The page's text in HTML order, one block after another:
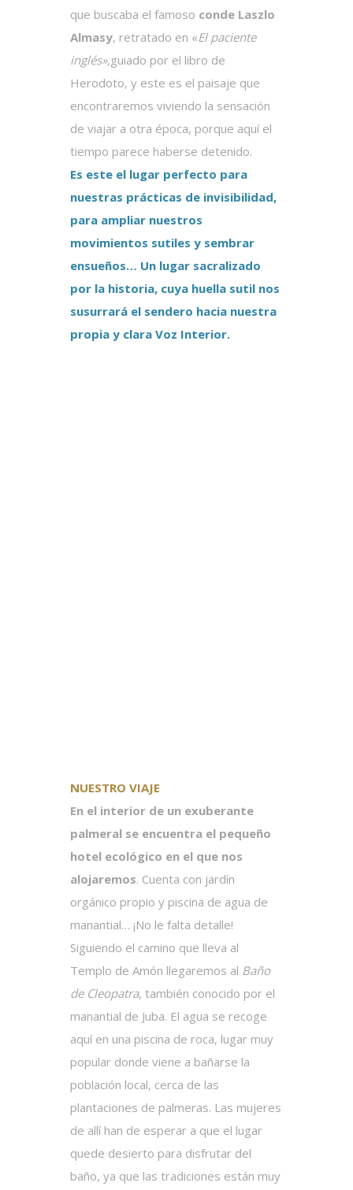
que buscaba el famoso conde Laszlo
Almasy, retratado en «El paciente
inglés»,guiado por el libro de
Herodoto, y este es el paisaje que
encontraremos viviendo la sensación
de viajar a otra época, porque aquí el
tiempo parece haberse detenido.
Es este el lugar perfecto para
nuestras prácticas de invisibilidad,
para ampliar nuestros
movimientos sutiles y sembrar
ensueños… Un lugar sacralizado
por la historia, cuya huella sutil nos
susurrará el sendero hacia nuestra
propia y clara Voz Interior.
NUESTRO VIAJE
En el interior de un exuberante
palmeral se encuentra el pequeño
hotel ecológico en el que nos
alojaremos. Cuenta con jardín
orgánico propio y piscina de agua de
manantial… ¡No le falta detalle!
Siguiendo el camino que lleva al
Templo de Amón llegaremos al Baño
de Cleopatra, también conocido por el
manantial de Juba. El agua se recoge
aquí en una piscina de roca, lugar muy
popular donde viene a bañarse la
población local, cerca de las
plantaciones de palmeras. Las mujeres
de allí han de esperar a que el lugar
quede desierto para disfrutar del
baño, ya que las tradiciones están muy